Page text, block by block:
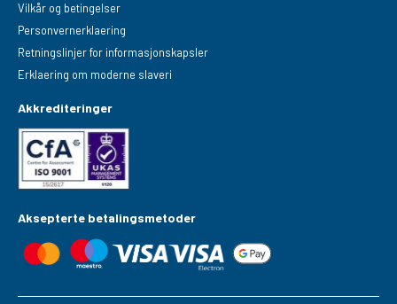
Vilkår og betingelser
Personvernerklaering
Retningslinjer for informasjonskapsler
Erklaering om moderne slaveri
Akkrediteringer
Aksepterte betalingsmetoder